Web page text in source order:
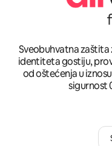
Sveobuhvatna
identiteta gostiju,
od oštećenja u
sigurnost